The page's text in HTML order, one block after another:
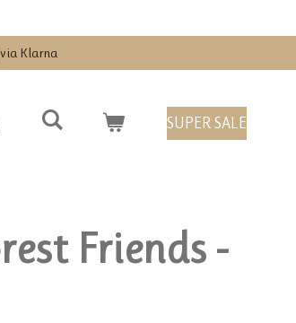
Klarna
SUPER SALE
Friends -